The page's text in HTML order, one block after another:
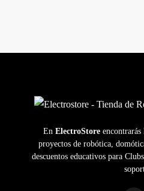
En ElectroStore
proyectos de robótica,
descuentos educativos para